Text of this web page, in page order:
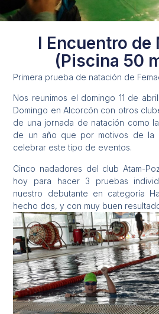
I Encuentro de
(Piscina 50
Primera prueba de natación de
Nos reunimos el domingo 11 de
Domingo en Alcorcón con otros
de una jornada de natación como
de un año que por motivos de la
celebrar este tipo de eventos.
Cinco nadadores del club Atam-
hoy para hacer 3 pruebas
nuestro debutante en categoría
hecho dos, y con muy buen